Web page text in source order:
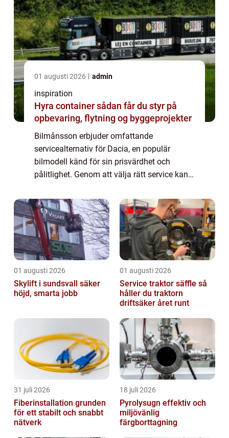
01 augusti 2026 admin
inspiration
Hyra container sådan får du styr på
opbevaring, flytning og byggeprojekter
Bilmånsson erbjuder omfattande
servicealternativ för Dacia, en populär
bilmodell känd för sin prisvärdhet och
pålitlighet. Genom att välja rätt service kan
01 augusti 2026
Skylift i sundsvall säker
höjd, smarta jobb
01 augusti 2026
Service traktor säffle så
håller du traktorn
driftsäker året runt
31 juli 2026
Fiberinstallation grunden
för ett stabilt och snabbt
nätverk
18 juli 2026
Pyrolysugn effektiv och
miljövänlig
färgborttagning